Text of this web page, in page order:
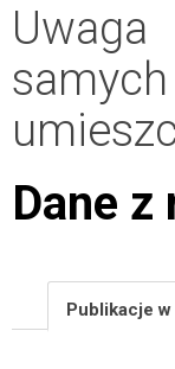
Dane
Publikacje